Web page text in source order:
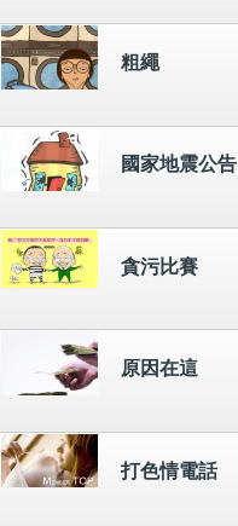
粗繩
國家地震公告
貪污比賽
原因在這
打色情電話